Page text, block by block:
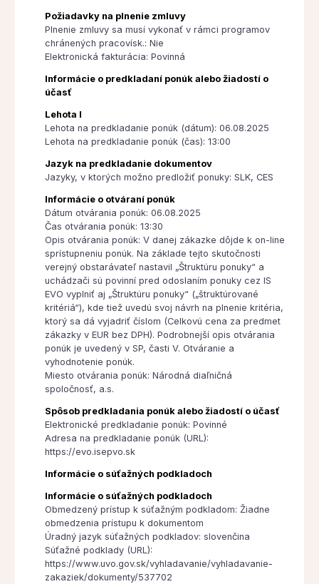
Požiadavky na plnenie zmluvy
Plnenie zmluvy sa musí vykonať v rámci programov
chránených pracovísk.: Nie
Elektronická fakturácia: Povinná
Informácie o predkladaní ponúk alebo žiadostí o
účasť
Lehota I
Lehota na predkladanie ponúk (dátum): 06.08.2025
Lehota na predkladanie ponúk (čas): 13:00
Jazyk na predkladanie dokumentov
Jazyky, v ktorých možno predložiť ponuky: SLK, CES
Informácie o otváraní ponúk
Dátum otvárania ponúk: 06.08.2025
Čas otvárania ponúk: 13:30
Opis otvárania ponúk: V danej zákazke dôjde k on-line
sprístupneniu ponúk. Na základe tejto skutočnosti
verejný obstarávateľ nastavil „Štruktúru ponuky“ a
uchádzači sú povinní pred odoslaním ponuky cez IS
EVO vyplniť aj „Štruktúru ponuky“ („štruktúrované
kritériá“), kde tiež uvedú svoj návrh na plnenie kritéria,
ktorý sa dá vyjadriť číslom (Celkovú cena za predmet
zákazky v EUR bez DPH). Podrobnejší opis otvárania
ponúk je uvedený v SP, časti V. Otváranie a
vyhodnotenie ponúk.
Miesto otvárania ponúk: Národná diaľničná
spoločnosť, a.s.
Spôsob predkladania ponúk alebo žiadostí o účasť
Elektronické predkladanie ponúk: Povinné
Adresa na predkladanie ponúk (URL):
https://evo.isepvo.sk
Informácie o súťažných podkladoch
Informácie o súťažných podkladoch
Obmedzený prístup k súťažným podkladom: Žiadne
obmedzenia prístupu k dokumentom
Úradný jazyk súťažných podkladov: slovenčina
Súťažné podklady (URL):
https://www.uvo.gov.sk/vyhladavanie/vyhladavanie-
zakaziek/dokumenty/537702